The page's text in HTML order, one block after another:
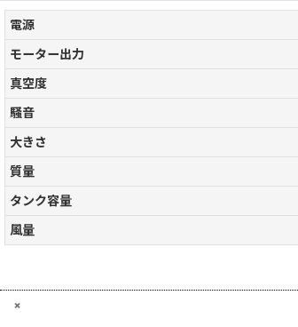
電源
モーター出力
真空度
騒音
大きさ
質量
タンク容量
風量
×